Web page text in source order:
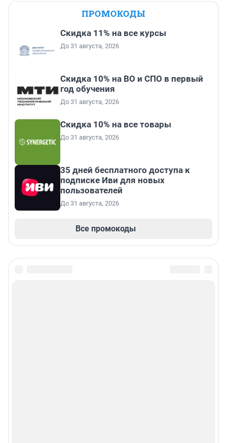
ПРОМОКОДЫ
Скидка 11% на все курсы
До 31 августа, 2026
Скидка 10% на ВО и СПО в первый
год обучения
До 31 августа, 2026
Скидка 10% на все товары
До 31 августа, 2026
35 дней бесплатного доступа к
подписке Иви для новых
пользователей
До 31 августа, 2026
Все промокоды